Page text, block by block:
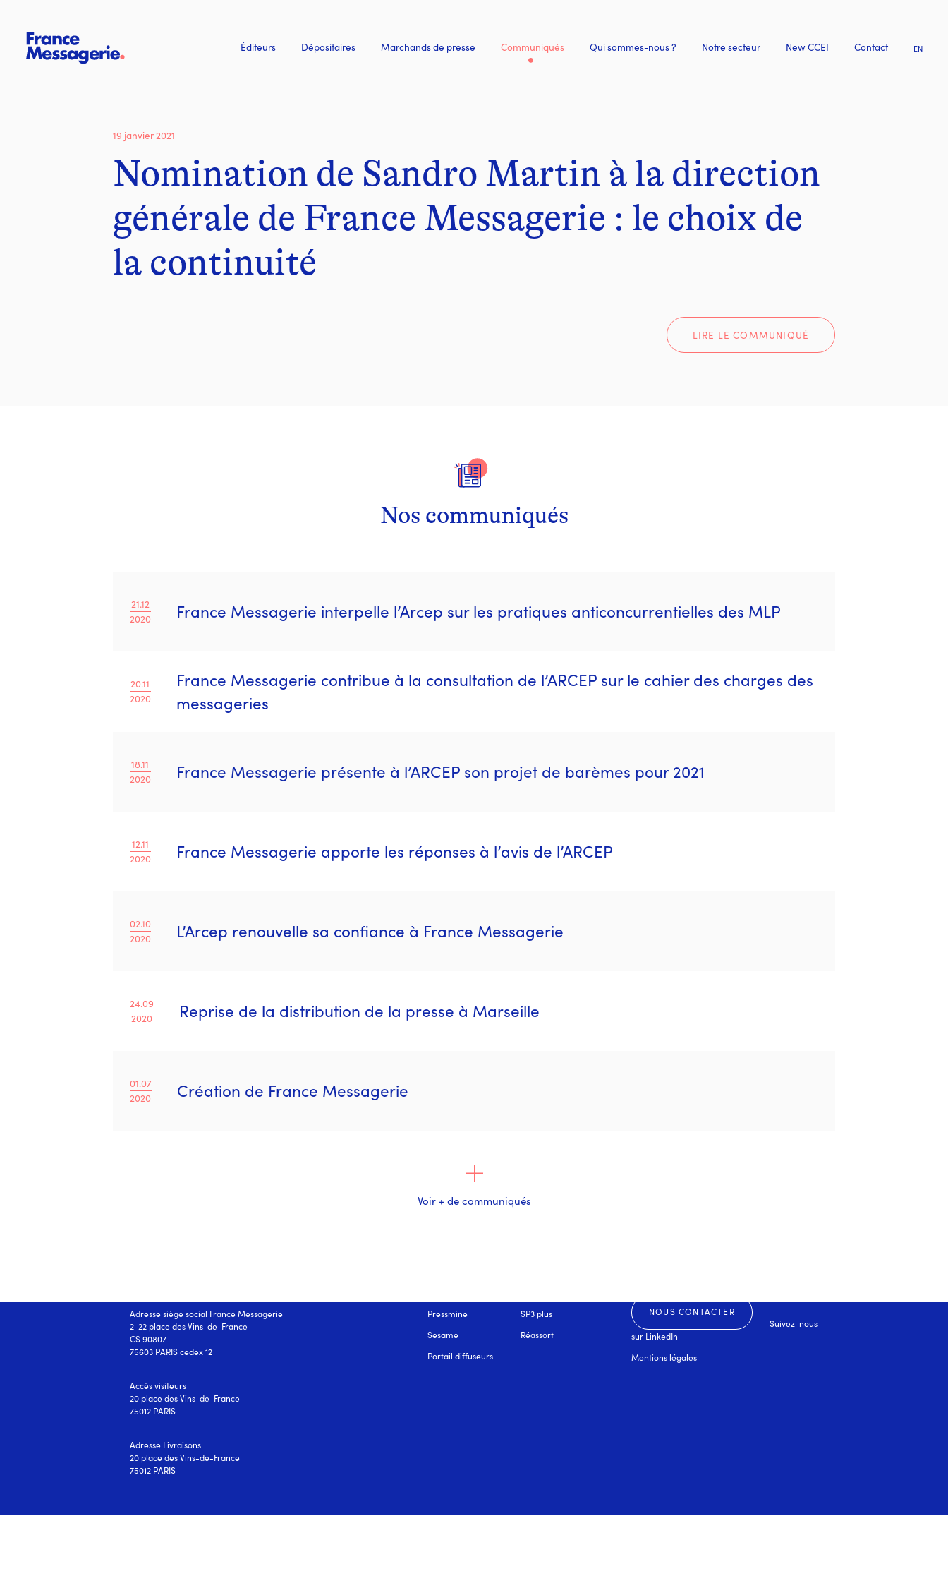
Éditeurs Dépositaires Marchands de presse
Communiqués
Qui sommes-nous ? Notre secteur New CCEI Contact EN
19 janvier 2021
Nomination de Sandro Martin à la direction
générale de France Messagerie : le choix de
la continuité
LIRE LE COMMUNIQUÉ
Nos communiqués
21.12
2020
France Messagerie interpelle l’Arcep sur les pratiques anticoncurrentielles des MLP
20.11
2020
France Messagerie contribue à la consultation de l’ARCEP sur le cahier des charges des
messageries
18.11
2020
France Messagerie présente à l’ARCEP son projet de barèmes pour 2021
12.11
2020
France Messagerie apporte les réponses à l’avis de l’ARCEP
02.10
2020
L’Arcep renouvelle sa confiance à France Messagerie
24.09
2020
Reprise de la distribution de la presse à Marseille
01.07
2020
Création de France Messagerie
Voir + de communiqués
Adresse siège social France Messagerie
2-22 place des Vins-de-France
CS 90807
75603 PARIS cedex 12
Accès visiteurs
20 place des Vins-de-France
75012 PARIS
Adresse Livraisons
20 place des Vins-de-France
75012 PARIS
Pressmine
Sesame
Portail diffuseurs
SP3 plus
Réassort
NOUS CONTACTER
Suivez-nous
sur LinkedIn
Mentions légales